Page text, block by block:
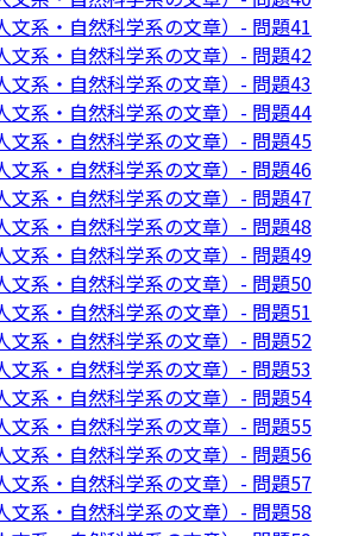
文系・自然科学系の文章）- 問題41
文系・自然科学系の文章）- 問題42
文系・自然科学系の文章）- 問題43
文系・自然科学系の文章）- 問題44
文系・自然科学系の文章）- 問題45
文系・自然科学系の文章）- 問題46
文系・自然科学系の文章）- 問題47
文系・自然科学系の文章）- 問題48
文系・自然科学系の文章）- 問題49
文系・自然科学系の文章）- 問題50
文系・自然科学系の文章）- 問題51
文系・自然科学系の文章）- 問題52
文系・自然科学系の文章）- 問題53
文系・自然科学系の文章）- 問題54
文系・自然科学系の文章）- 問題55
文系・自然科学系の文章）- 問題56
文系・自然科学系の文章）- 問題57
文系・自然科学系の文章）- 問題58